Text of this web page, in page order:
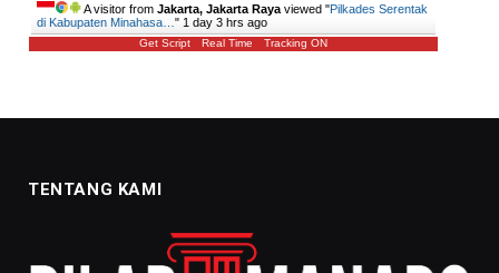
A visitor from Jakarta, Jakarta Raya viewed "Pilkades Serentak
di Kabupaten Minahasa… " 1 day 3 hrs ago
Get Script Real Time Tracking ON
TENTANG KAMI